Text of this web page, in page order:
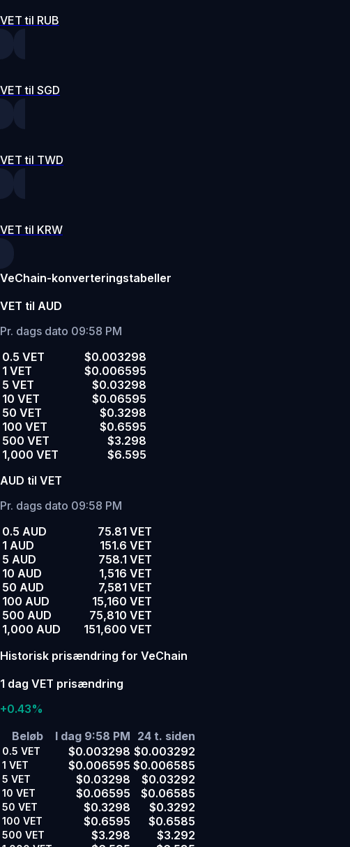
VET til RUB
VET til SGD
VET til TWD
VET til KRW
VeChain-konverteringstabeller
VET til AUD
Pr. dags dato 09:58 PM
0.5 VET
$0.003298
1 VET
$0.006595
5 VET
$0.03298
10 VET
$0.06595
50 VET
$0.3298
100 VET
$0.6595
500 VET
$3.298
1,000 VET
$6.595
AUD til VET
Pr. dags dato 09:58 PM
0.5 AUD
75.81 VET
1 AUD
151.6 VET
5 AUD
758.1 VET
10 AUD
1,516 VET
50 AUD
7,581 VET
100 AUD
15,160 VET
500 AUD
75,810 VET
1,000 AUD
151,600 VET
Historisk prisændring for VeChain
1 dag VET prisændring
+0.43%
Beløb
I dag 9:58 PM 24 t. siden
0.5 VET $0.003298 $0.003292
1 VET $0.006595 $0.006585
5 VET $0.03298 $0.03292
10 VET $0.06595 $0.06585
50 VET $0.3298 $0.3292
100 VET $0.6595 $0.6585
500 VET $3.298 $3.292